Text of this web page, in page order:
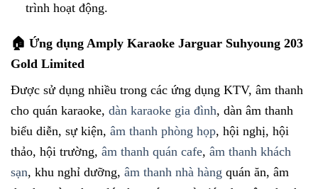
trình hoạt động.
🏠 Ứng dụng Amply Karaoke Jarguar Suhyoung 203
Gold Limited
Được sử dụng nhiều trong các ứng dụng KTV, âm thanh
cho quán karaoke, dàn karaoke gia đình, dàn âm thanh
biểu diễn, sự kiện, âm thanh phòng họp, hội nghị, hội
thảo, hội trường, âm thanh quán cafe, âm thanh khách
sạn, khu nghỉ dưỡng, âm thanh nhà hàng quán ăn, âm